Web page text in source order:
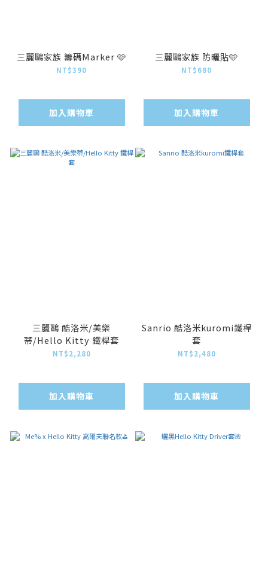
三麗鷗家族 籌碼Marker 🩷
NT$390
加入購物車
三麗鷗家族 防曬貼🩵
NT$680
加入購物車
三麗鷗 酷洛米/美樂
蒂/Hello Kitty 鐵桿套
NT$2,280
加入購物車
Sanrio 酷洛米kuromi鐵桿
套
NT$2,480
加入購物車